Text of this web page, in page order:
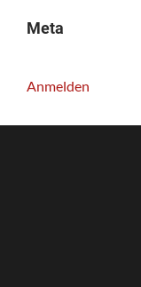
Meta
Anmelden